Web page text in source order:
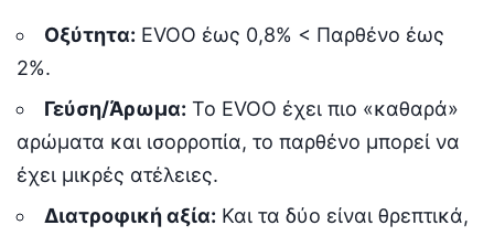
Οξύτητα: EVOO έως 0,8% < Παρθένο έως
2%.
Γεύση/Άρωμα: Το EVOO έχει πιο «καθαρά»
αρώματα και ισορροπία, το παρθένο μπορεί να
έχει μικρές ατέλειες.
Διατροφική αξία: Και τα δύο είναι θρεπτικά,